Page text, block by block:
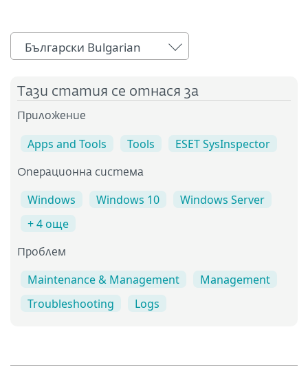
Български Bulgarian
Тази статия се отнася за
Приложение
Apps and Tools Tools ESET SysInspector
Операционна система
Windows Windows 10
Windows Server
+ 4 още
Проблем
Maintenance & Management
Management
Troubleshooting
Logs